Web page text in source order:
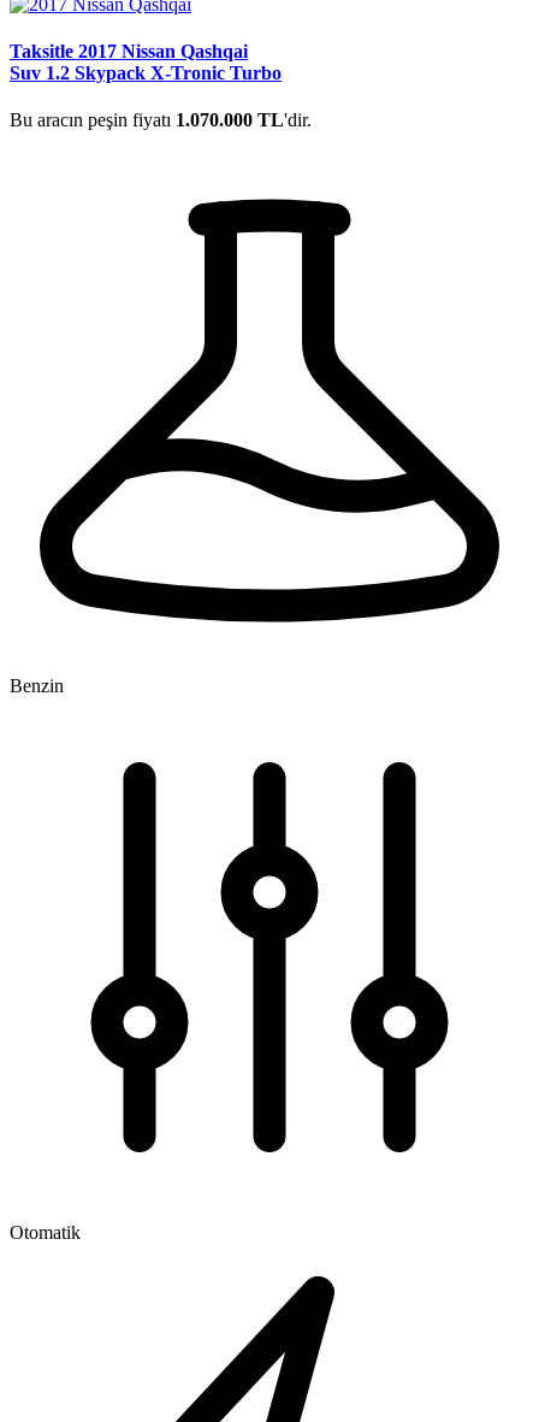
Taksitle 2017 Nissan Qashqai
Suv 1.2 Skypack X-Tronic Turbo
Bu aracın peşin fiyatı 1.070.000 TL'dir.
Benzin
Otomatik